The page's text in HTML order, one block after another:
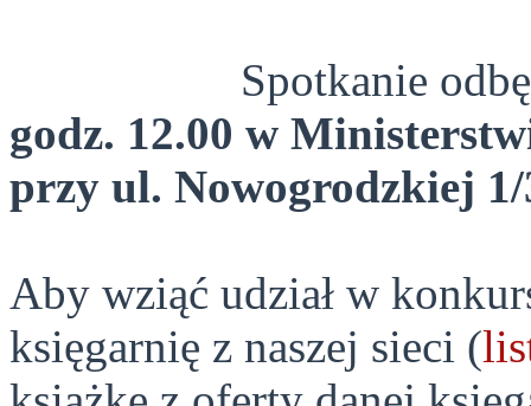
Spotkanie
godz. 12.00 w
przy ul. Nowogrodzkiej
Aby wziąć udział w
księgarnię z naszej sieci (